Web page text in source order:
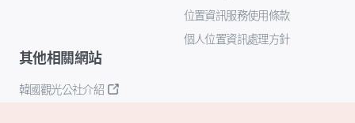
位置資訊服務使用條款
個人位置資訊處理方針
其他相關網站
韓國觀光公社介紹